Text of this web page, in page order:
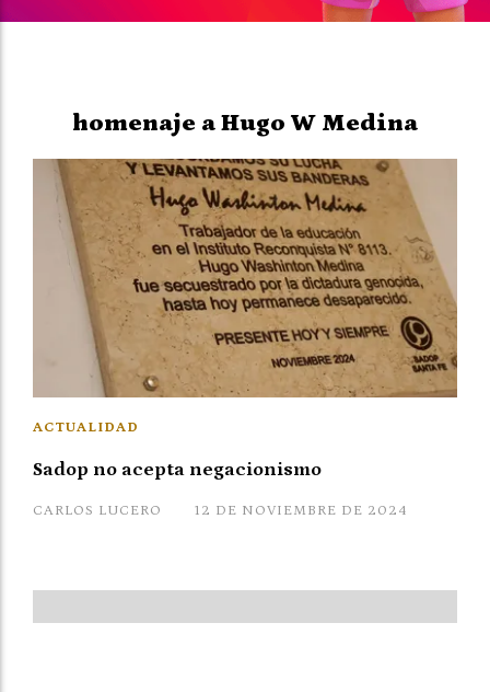
homenaje a Hugo W Medina
Sadop no acepta negacionismo
CARLOS LUCERO
ACTUALIDAD
12 DE NOVIEMBRE DE 2024